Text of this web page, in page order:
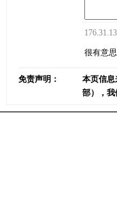
很有意思
免责声明：
本页信息
部），我